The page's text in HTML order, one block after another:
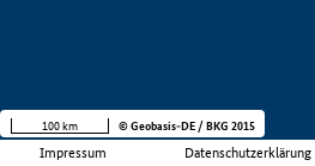
Impressum Datenschutzerklärung
100 km © Geobasis-DE / BKG 2015